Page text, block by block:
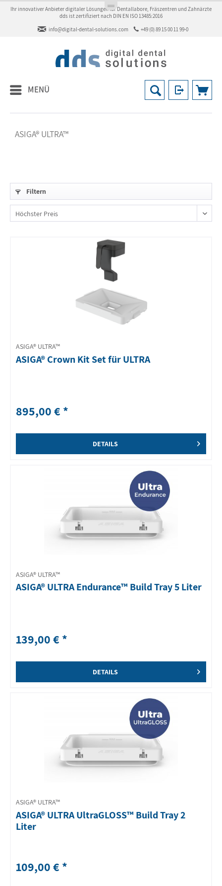
Ihr innovativer Anbieter digitaler Lösungen für Dentallabore, Fräszentren und Zahnärzte
dds ist zertifiziert nach DIN EN ISO 13485:2016
info@digital-dental-solutions.com
+49 (0) 89 15 00 11 99-0
MENÜ
ASIGA® ULTRA™
Filtern
ASIGA® ULTRA™
ASIGA® Crown Kit Set für ULTRA
895,00 € *
DETAILS
ASIGA® ULTRA™
ASIGA® ULTRA Endurance™ Build Tray 5 Liter
139,00 € *
DETAILS
ASIGA® ULTRA™
ASIGA® ULTRA UltraGLOSS™ Build Tray 2
Liter
109,00 € *